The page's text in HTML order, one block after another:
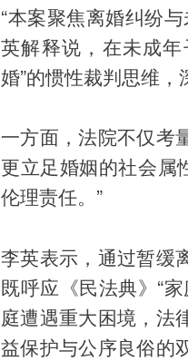
“本案聚焦离婚纠纷
英解释说，在未成
婚”的惯性裁判思维，
一方面，法院不仅考
更立足婚姻的社会
伦理责任。”
李英表示，通过暂缓
既呼应《民法典》“
庭遭遇重大困境，法
益保护与公序良俗的